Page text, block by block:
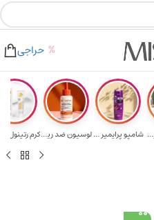
حراجی
کرم پودر لیفتین... شامپو پرایمیر پ... لوسیون ضد ریزش ...